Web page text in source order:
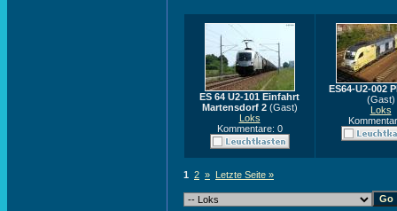
ES 64 U2-101 Einfahrt
Martensdorf 2(Gast)
Loks
Kommentare: 0
ES64-U2-002
(Gast)
Loks
1 2 » Letzte Seite »